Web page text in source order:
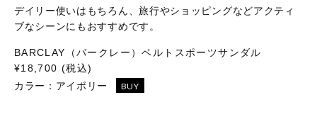
デイリー使いはもちろん、旅行やショッピングなどアクティ
ブなシーンにもおすすめです。
BARCLAY（バークレー）ベルトスポーツサンダル
¥18,700 (税込)
カラー： アイボリー BUY